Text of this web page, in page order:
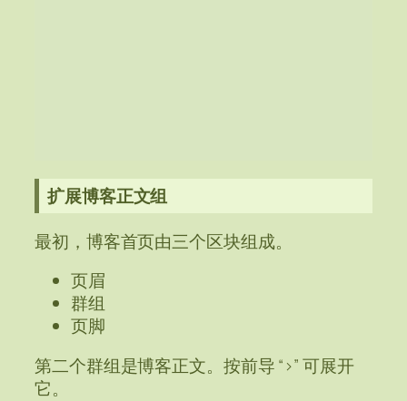
扩展博客正文组
最初，博客首页由三个区块组成。
页眉
群组
页脚
第二个群组是博客正文。按前导 “>” 可展开
它。